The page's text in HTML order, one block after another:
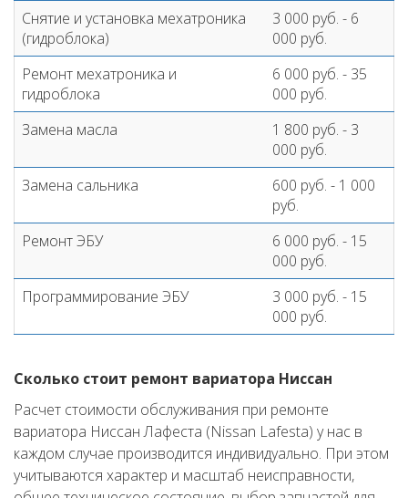
Снятие и установка мехатроника
(гидроблока)
3 000 руб. - 6
000 руб.
Ремонт мехатроника и
гидроблока
6 000 руб. - 35
000 руб.
Замена масла
1 800 руб. - 3
000 руб.
Замена сальника
600 руб. - 1 000
руб.
Ремонт ЭБУ
6 000 руб. - 15
000 руб.
Программирование ЭБУ
3 000 руб. - 15
000 руб.
Сколько стоит ремонт вариатора Ниссан
Расчет стоимости обслуживания при ремонте
вариатора Ниссан Лафеста (Nissan Lafesta) у нас в
каждом случае производится индивидуально. При этом
учитываются характер и масштаб неисправности,